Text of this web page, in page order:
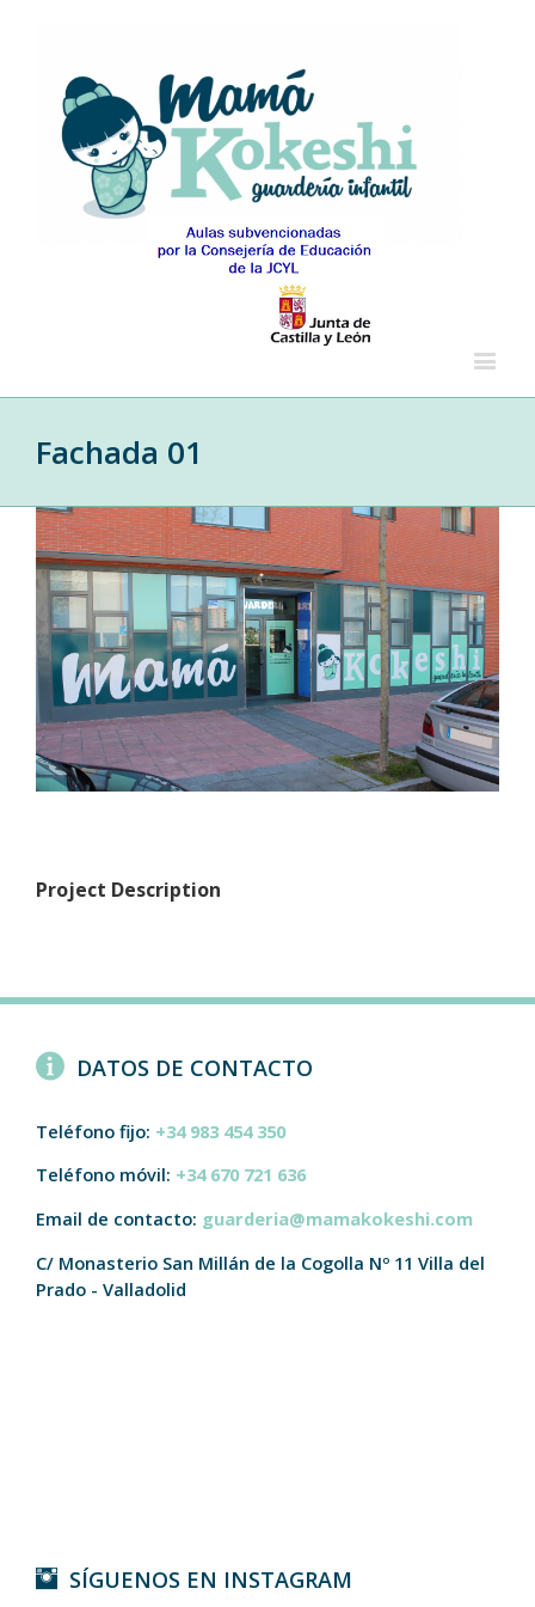
Fachada 01
Project Description
DATOS DE CONTACTO
Teléfono fijo: +34 983 454 350
Teléfono móvil: +34 670 721 636
Email de contacto: guarderia@mamakokeshi.com
C/ Monasterio San Millán de la Cogolla Nº 11 Villa del
Prado - Valladolid
SÍGUENOS EN INSTAGRAM